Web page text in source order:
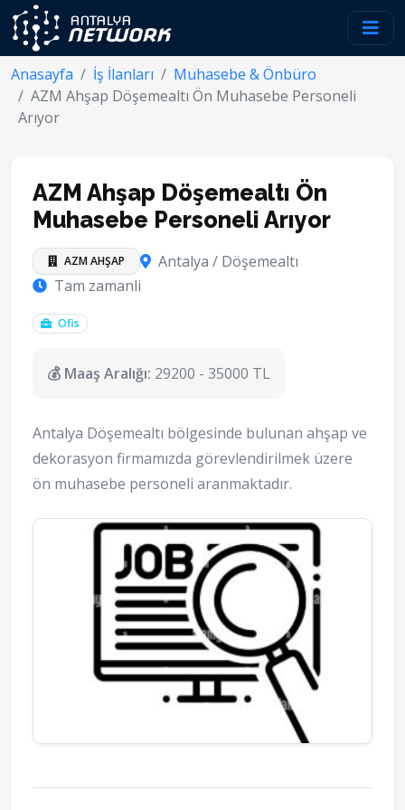
Anasayfa İş İlanları
Muhasebe & Önbüro
AZM Ahşap Döşemealtı Ön Muhasebe Personeli
Arıyor
AZM Ahşap Döşemealtı Ön
Muhasebe Personeli Arıyor
AZM AHŞAP
Antalya / Döşemealtı
Tam zamanli
Ofis
💰 Maaş Aralığı: 29200 - 35000 TL
Antalya Döşemealtı bölgesinde bulunan ahşap ve
dekorasyon firmamızda görevlendirilmek üzere
ön muhasebe personeli aranmaktadır.